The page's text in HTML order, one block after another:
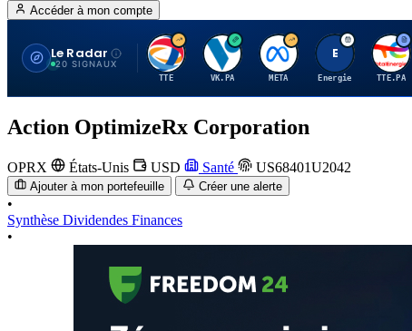
Accéder à mon compte
Le Radar
20 SIGNAUX
T
TTE
V
VK.PA
M
META
E
Energie
T
TTE.PA
Action OptimizeRx Corporation
OPRX États-Unis USD Santé US68401U2042
Ajouter à mon portefeuille Créer une alerte
•
Synthèse Dividendes Finances
•